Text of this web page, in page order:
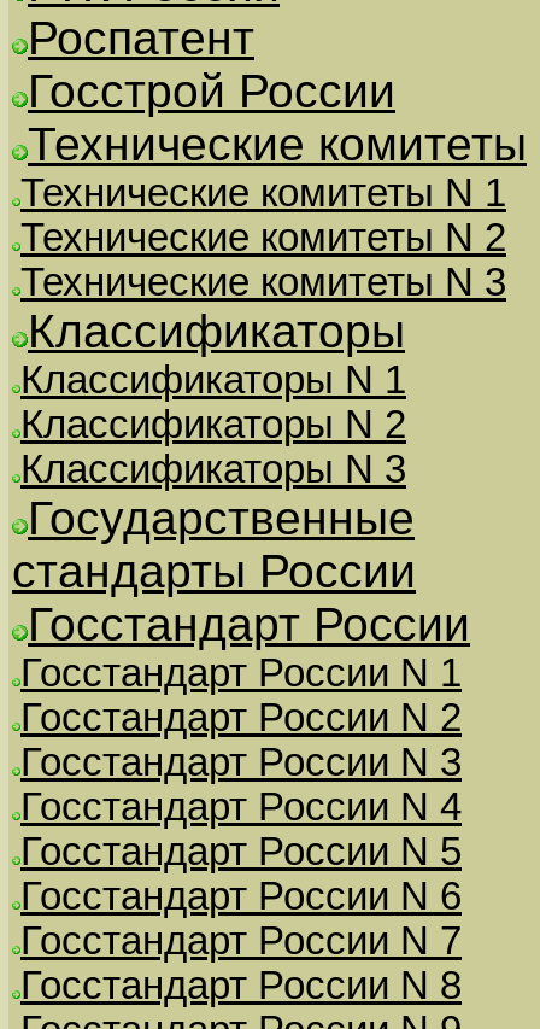
Роспатент
Госстрой России
Технические комитеты
Технические комитеты N 1
Технические комитеты N 2
Технические комитеты N 3
Классификаторы
Классификаторы N 1
Классификаторы N 2
Классификаторы N 3
Государственные
стандарты России
Госстандарт России
Госстандарт России N 1
Госстандарт России N 2
Госстандарт России N 3
Госстандарт России N 4
Госстандарт России N 5
Госстандарт России N 6
Госстандарт России N 7
Госстандарт России N 8